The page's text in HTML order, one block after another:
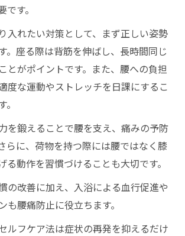
す。
入れたい対策として、まず正しい姿勢
。座る際は背筋を伸ばし、長時間同じ
とがポイントです。また、腰への負担
度な運動やストレッチを日課にするこ
を鍛えることで腰を支え、痛みの予防
らに、荷物を持つ際には腰ではなく膝
る動作を習慣づけることも大切です。
の改善に加え、入浴による血行促進や
も腰痛防止に役立ちます。
ルフケア法は症状の再発を抑えるだけ